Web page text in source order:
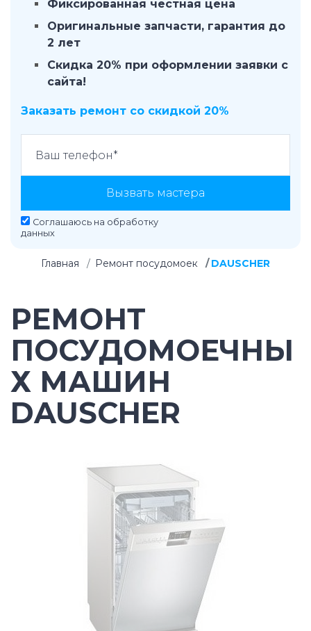
Фиксированная честная цена
Оригинальные запчасти, гарантия до
2 лет
Скидка 20% при оформлении заявки с
сайта!
Заказать ремонт со скидкой 20%
Вызвать мастера
Соглашаюсь на обработку
данных
Главная Ремонт посудомоек DAUSCHER
РЕМОНТ
ПОСУДОМОЕЧНЫ
Х МАШИН
DAUSCHER